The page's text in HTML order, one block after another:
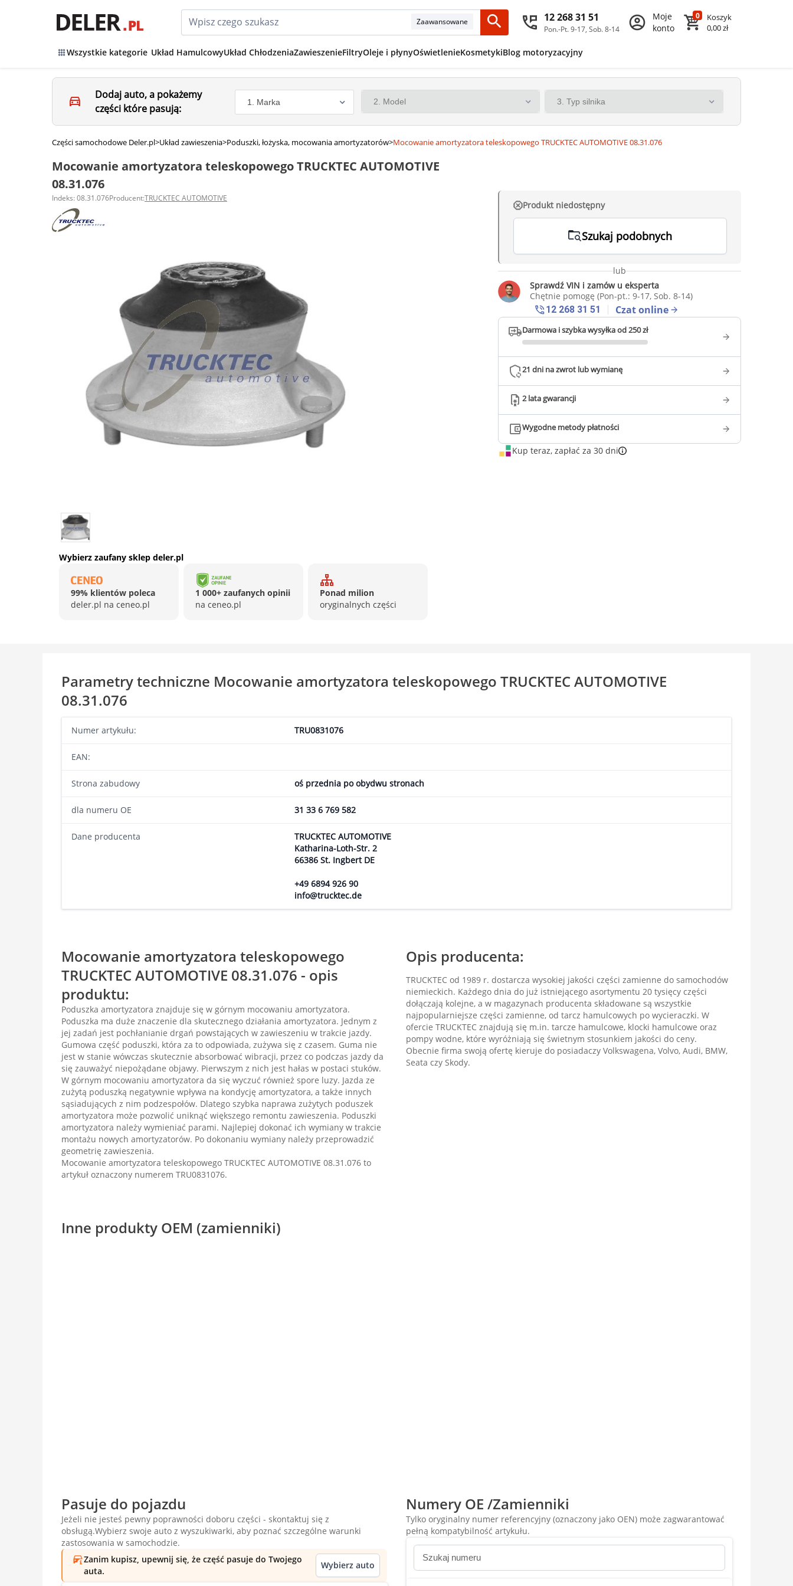
Zaawansowane 12 268 31 51
Pon.-Pt. 9-17, Sob. 8-14
Moje
konto
0
Koszyk
0,00 zł
Wszystkie kategorie Układ HamulcowyUkład ChłodzeniaZawieszenieFiltryOleje i płynyOświetlenieKosmetykiBlog motoryzacyjny
Dodaj auto, a pokażemy
części które pasują:
Części samochodowe Deler.pl>Układ zawieszenia>Poduszki, łożyska, mocowania amortyzatorów>Mocowanie amortyzatora teleskopowego TRUCKTEC AUTOMOTIVE 08.31.076
Mocowanie amortyzatora teleskopowego TRUCKTEC AUTOMOTIVE
08.31.076
Indeks: 08.31.076Producent:TRUCKTEC AUTOMOTIVE
Produkt niedostępny
Szukaj podobnych
lub
Sprawdź VIN i zamów u eksperta
Chętnie pomogę (Pon-pt.: 9-17, Sob. 8-14)
12 268 31 51
Czat online
Darmowa i szybka wysyłka od 250 zł
21 dni na zwrot lub wymianę
2 lata gwarancji
Wygodne metody płatności
Kup teraz, zapłać za 30 dni
Wybierz zaufany sklep deler.pl
99% klientów poleca
deler.pl na ceneo.pl
1 000+ zaufanych opinii
na ceneo.pl
Ponad milion
oryginalnych części
Parametry techniczne Mocowanie amortyzatora teleskopowego TRUCKTEC AUTOMOTIVE
08.31.076
Numer artykułu: TRU0831076
EAN:
Strona zabudowy oś przednia po obydwu stronach
dla numeru OE 31 33 6 769 582
Dane producenta
TRUCKTEC AUTOMOTIVE
Katharina-Loth-Str. 2
66386 St. Ingbert DE
+49 6894 926 90
info@trucktec.de
Mocowanie amortyzatora teleskopowego
TRUCKTEC AUTOMOTIVE 08.31.076 - opis
produktu:
Poduszka amortyzatora znajduje się w górnym mocowaniu amortyzatora.
Poduszka ma duże znaczenie dla skutecznego działania amortyzatora. Jednym z
jej zadań jest pochłanianie drgań powstających w zawieszeniu w trakcie jazdy.
Gumowa część poduszki, która za to odpowiada, zużywa się z czasem. Guma nie
jest w stanie wówczas skutecznie absorbować wibracji, przez co podczas jazdy da
się zauważyć niepożądane objawy. Pierwszym z nich jest hałas w postaci stuków.
W górnym mocowaniu amortyzatora da się wyczuć również spore luzy. Jazda ze
zużytą poduszką negatywnie wpływa na kondycję amortyzatora, a także innych
sąsiadujących z nim podzespołów. Dlatego szybka naprawa zużytych poduszek
amortyzatora może pozwolić uniknąć większego remontu zawieszenia. Poduszki
amortyzatora należy wymieniać parami. Najlepiej dokonać ich wymiany w trakcie
montażu nowych amortyzatorów. Po dokonaniu wymiany należy przeprowadzić
geometrię zawieszenia.
Mocowanie amortyzatora teleskopowego TRUCKTEC AUTOMOTIVE 08.31.076 to
artykuł oznaczony numerem TRU0831076.
Opis producenta:
TRUCKTEC od 1989 r. dostarcza wysokiej jakości części zamienne do samochodów
niemieckich. Każdego dnia do już istniejącego asortymentu 20 tysięcy części
dołączają kolejne, a w magazynach producenta składowane są wszystkie
najpopularniejsze części zamienne, od tarcz hamulcowych po wycieraczki. W
ofercie TRUCKTEC znajdują się m.in. tarcze hamulcowe, klocki hamulcowe oraz
pompy wodne, które wyróżniają się świetnym stosunkiem jakości do ceny.
Obecnie firma swoją ofertę kieruje do posiadaczy Volkswagena, Volvo, Audi, BMW,
Seata czy Skody.
Inne produkty OEM (zamienniki)
Pasuje do pojazdu
Jeżeli nie jesteś pewny poprawności doboru części - skontaktuj się z
obsługą.Wybierz swoje auto z wyszukiwarki, aby poznać szczególne warunki
zastosowania w samochodzie.
Zanim kupisz, upewnij się, że część pasuje do Twojego
auta.
Wybierz auto
Numery OE /Zamienniki
Tylko oryginalny numer referencyjny (oznaczony jako OEN) może zagwarantować
pełną kompatybilność artykułu.